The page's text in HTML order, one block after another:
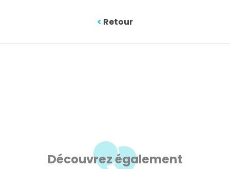
< Retour
Découvrez également